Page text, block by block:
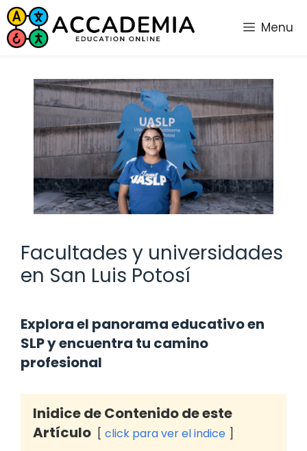
Saltar
al
contenido
Menu
Facultades y universidades
en San Luis Potosí
Explora el panorama educativo en
SLP y encuentra tu camino
profesional
Inidice de Contenido de este
Artículo
click para ver el indice